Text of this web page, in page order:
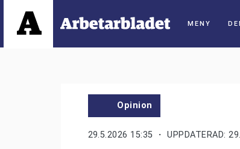
Opinion
29.5.2026 15:35 ・ UPPDATERAD: